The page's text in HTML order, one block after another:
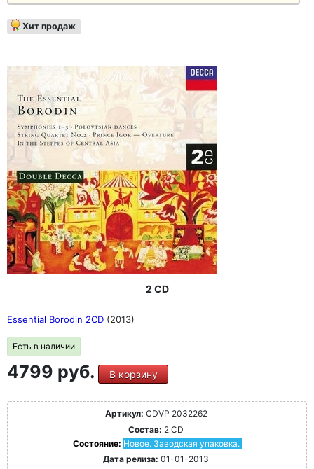
Хит продаж
2 CD
Essential Borodin 2CD (2013)
Есть в наличии
4799 руб. В корзину
Артикул: CDVP 2032262
Состав: 2 CD
Состояние: Новое. Заводская упаковка.
Дата релиза: 01-01-2013